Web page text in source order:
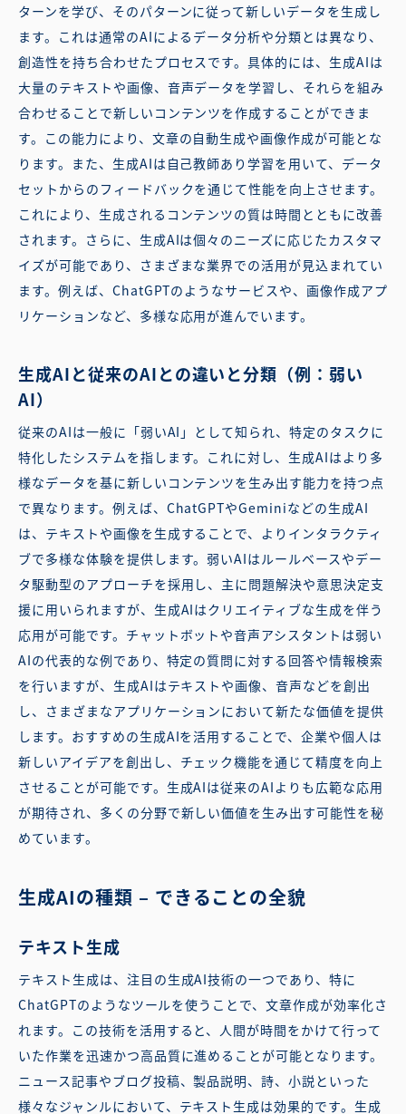
ターンを学び、そのパターンに従って新しいデータを生成し
ます。これは通常のAIによるデータ分析や分類とは異なり、
創造性を持ち合わせたプロセスです。具体的には、生成AIは
大量のテキストや画像、音声データを学習し、それらを組み
合わせることで新しいコンテンツを作成することができま
す。この能力により、文章の自動生成や画像作成が可能とな
ります。また、生成AIは自己教師あり学習を用いて、データ
セットからのフィードバックを通じて性能を向上させます。
これにより、生成されるコンテンツの質は時間とともに改善
されます。さらに、生成AIは個々のニーズに応じたカスタマ
イズが可能であり、さまざまな業界での活用が見込まれてい
ます。例えば、ChatGPTのようなサービスや、画像作成アプ
リケーションなど、多様な応用が進んでいます。
生成AIと従来のAIとの違いと分類（例：弱い
AI）
従来のAIは一般に「弱いAI」として知られ、特定のタスクに
特化したシステムを指します。これに対し、生成AIはより多
様なデータを基に新しいコンテンツを生み出す能力を持つ点
で異なります。例えば、ChatGPTやGeminiなどの生成AI
は、テキストや画像を生成することで、よりインタラクティ
ブで多様な体験を提供します。弱いAIはルールベースやデー
タ駆動型のアプローチを採用し、主に問題解決や意思決定支
援に用いられますが、生成AIはクリエイティブな生成を伴う
応用が可能です。チャットボットや音声アシスタントは弱い
AIの代表的な例であり、特定の質問に対する回答や情報検索
を行いますが、生成AIはテキストや画像、音声などを創出
し、さまざまなアプリケーションにおいて新たな価値を提供
します。おすすめの生成AIを活用することで、企業や個人は
新しいアイデアを創出し、チェック機能を通じて精度を向上
させることが可能です。生成AIは従来のAIよりも広範な応用
が期待され、多くの分野で新しい価値を生み出す可能性を秘
めています。
生成AIの種類 – できることの全貌
テキスト生成
テキスト生成は、注目の生成AI技術の一つであり、特に
ChatGPTのようなツールを使うことで、文章作成が効率化さ
れます。この技術を活用すると、人間が時間をかけて行って
いた作業を迅速かつ高品質に進めることが可能となります。
ニュース記事やブログ投稿、製品説明、詩、小説といった
様々なジャンルにおいて、テキスト生成は効果的です。生成